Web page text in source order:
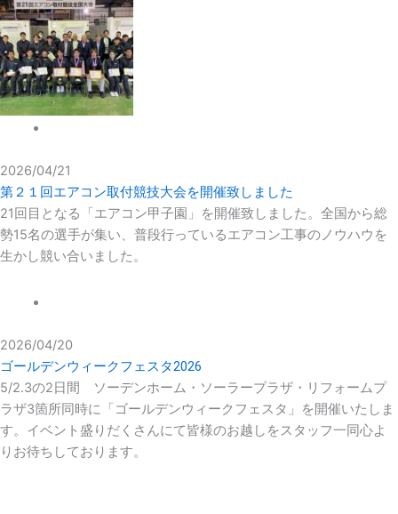
2026/04/21
第２１回エアコン取付競技大会を開催致しました
21回目となる「エアコン甲子園」を開催致しました。全国から総
勢15名の選手が集い、普段行っているエアコン工事のノウハウを
生かし競い合いました。
2026/04/20
ゴールデンウィークフェスタ2026
5/2.3の2日間 ソーデンホーム・ソーラープラザ・リフォームプ
ラザ3箇所同時に「ゴールデンウィークフェスタ」を開催いたしま
す。イベント盛りだくさんにて皆様のお越しをスタッフ一同心よ
りお待ちしております。